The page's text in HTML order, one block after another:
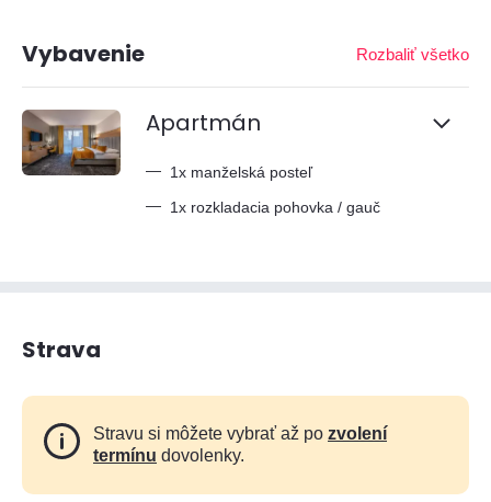
Vybavenie Rozbaliť všetko
Apartmán
— 1x manželská posteľ
— 1x rozkladacia pohovka / gauč
Strava
Stravu si môžete vybrať až po zvolení
termínu dovolenky.